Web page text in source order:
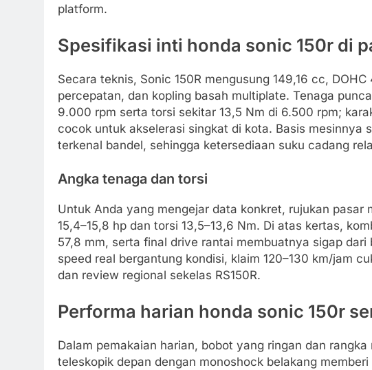
platform.
Spesifikasi inti honda sonic 150r di
Secara teknis, Sonic 150R mengusung 149,16 cc,
percepatan, dan kopling basah multiplate. Tenaga
9.000 rpm serta torsi sekitar 13,5 Nm di 6.500 rpm;
cocok untuk akselerasi singkat di kota. Basis mesinnya
terkenal bandel, sehingga ketersediaan suku cadang
Angka tenaga dan torsi
Untuk Anda yang mengejar data konkret, rujukan pasar
15,4–15,8 hp dan torsi 13,5–13,6 Nm. Di atas kertas,
57,8 mm, serta final drive rantai membuatnya sigap
speed real bergantung kondisi, klaim 120–130 km/jam
dan review regional sekelas RS150R.
Performa harian honda sonic 150r
Dalam pemakaian harian, bobot yang ringan dan
teleskopik depan dengan monoshock belakang